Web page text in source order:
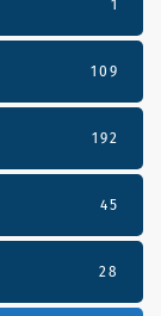
1
109
192
45
28